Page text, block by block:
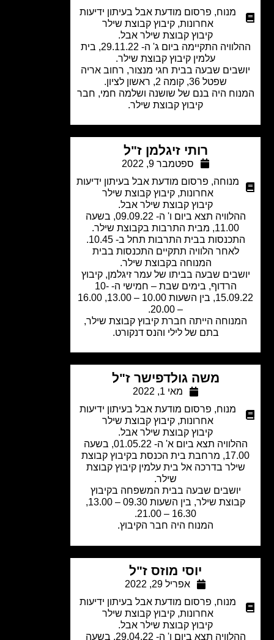
מנוח,
פרסום מודעת אבל בעיתון ידיעות
אחרונות,קיבוץ קבוצת שילר
קיבוץ קבוצת שילר אבל.
ההלוויה התקיימה ביום ג' ה- 29.11.22, בית
עלמין קיבוץ קבוצת שילר.
שבעה בבית חגי מנצור, רחוב אריה
היה בנם של שושנה ושלמה חמי, חבר
קיבוץ קבוצת שילר.
רותי זיגלמן ז"ל
ספטמבר 9, 2022
מנוחה
פרסום מודעת אבל בעיתון ידיעות
אחרונות,קיבוץ קבוצת שילר
קיבוץ קבוצת שילר אבל.
ההלוויה תצא ביום ו' ה- 09.09.22, בשעה
11.00, מבית התרבות בקבוצת שילר.
בבית התרבות תחל ב- 10.45.
לאחר הלוויה תתקיים התכנסות בבית
המנוחה בקבוצת שילר.
שבעה בביתו של עמר זיגלמן, קיבוץ
הרדוף, בימים שבת – חמישי ה- 10-
15.09.22, בין השעות 10.00 – 13.00, 16.00
הייתה חברת קיבוץ קבוצת שילר,
בתם של לילי והנס דנקורט.
משה גולדפישר ז"ל
מאי 1, 2022
מנוח,
פרסום מודעת אבל בעיתון ידיעות
אחרונות,קיבוץ קבוצת שילר
קיבוץ קבוצת שילר אבל.
ההלוויה תצא ביום א' ה- 01.05.22, בשעה
17.00, מרחבת בית הכנסת בקיבוץ קבוצת
בדרכה אל בית עלמין קיבוץ קבוצת
יושבים שבעה בבית המשפחה בקיבוץ
קבוצת שילר, בין השעות 09.30 – 13.00,
המנוח היה חבר הקיבוץ.
יוסי מוזס ז"ל
אפריל 29, 2022
מנוח,
פרסום מודעת אבל בעיתון ידיעות
אחרונות,קיבוץ קבוצת שילר
קיבוץ קבוצת שילר אבל.
ההלוויה תצא ביום ו' ה- 29.04.22, בשעה